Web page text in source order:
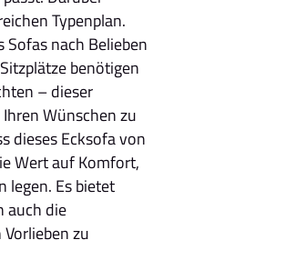
Typenplan.
Sofas nach Belieben
benötigen
– dieser
Wünschen zu
dieses Ecksofa von
Wert auf Komfort,
legen. Es bietet
auch die
zu